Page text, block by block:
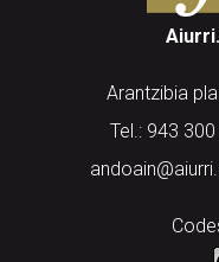
Arantzibia
Tel.: 943